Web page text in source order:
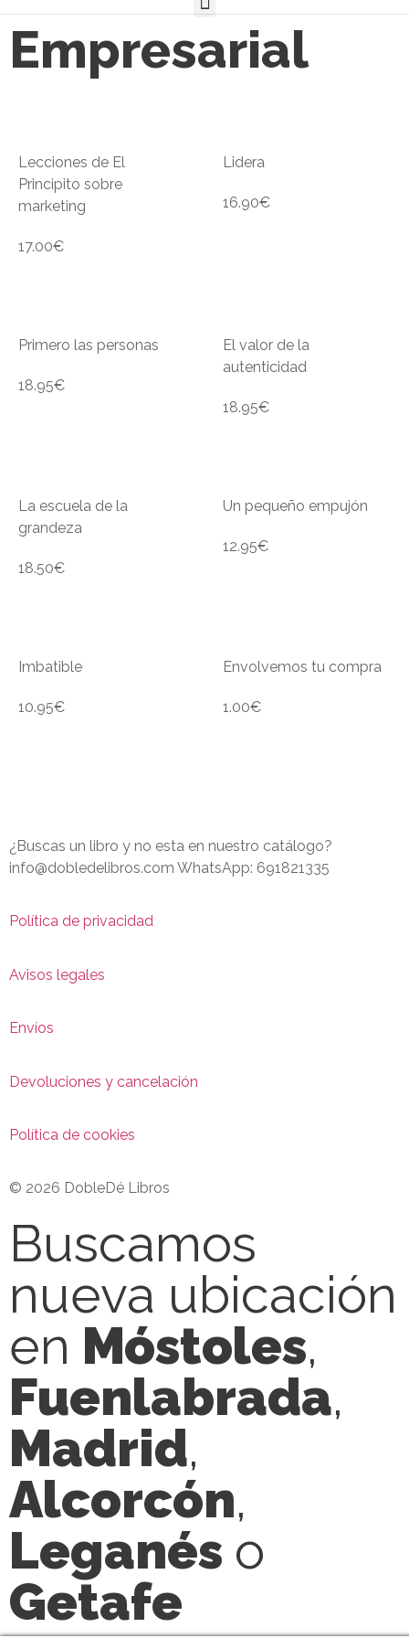
Empresarial
Lecciones de El
Principito sobre
marketing
17.00€
Lidera
16.90€
Primero las personas
18.95€
El valor de la
autenticidad
18.95€
La escuela de la
grandeza
18.50€
Un pequeño empujón
12.95€
Imbatible
10.95€
Envolvemos tu compra
1.00€
¿Buscas un libro y no esta en nuestro catálogo?
info@dobledelibros.com WhatsApp: 691821335
Política de privacidad
Avisos legales
Envíos
Devoluciones y cancelación
Política de cookies
© 2026 DobleDé Libros
Buscamos
nueva ubicación
en Móstoles,
Fuenlabrada,
Madrid,
Alcorcón,
Leganés o
Getafe